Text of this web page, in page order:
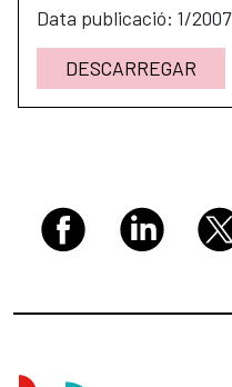
Data publicació: 1/2007
DESCARREGAR